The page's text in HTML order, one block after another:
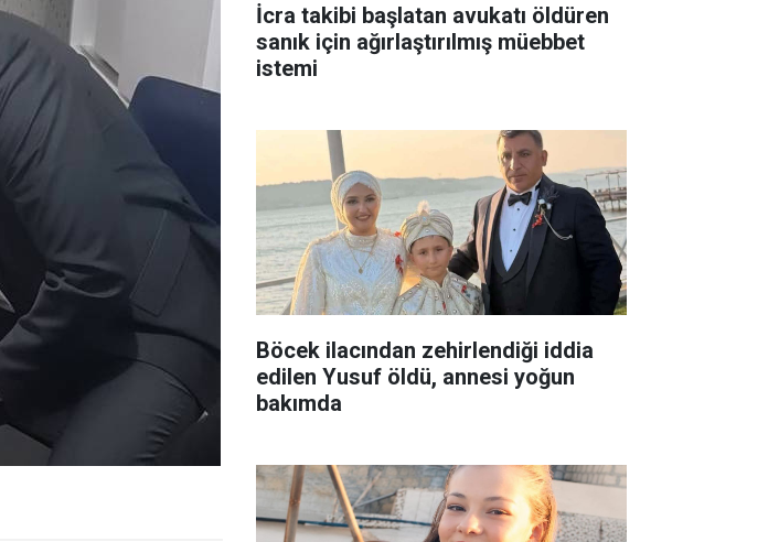
İcra takibi başlatan avukatı öldüren
sanık için ağırlaştırılmış müebbet
istemi
Böcek ilacından zehirlendiği iddia
edilen Yusuf öldü, annesi yoğun
bakımda